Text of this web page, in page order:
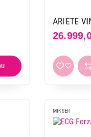
ARIETE
MIKSER